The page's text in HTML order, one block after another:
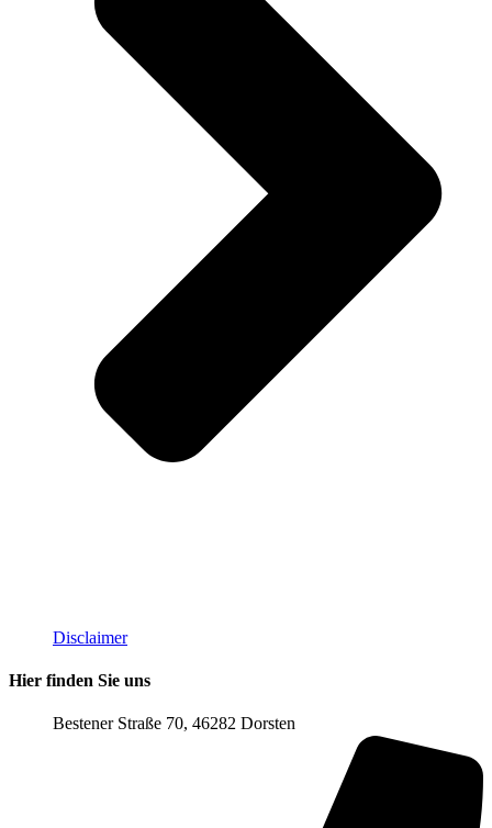
Disclaimer
Hier finden Sie uns
Bestener Straße 70, 46282 Dorsten